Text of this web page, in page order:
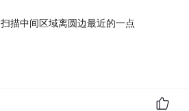
描中间区域离圆边最近的一点